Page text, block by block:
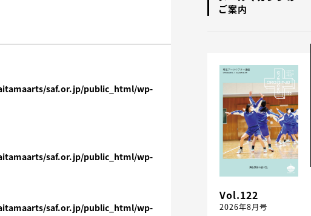
saf.or.jp/public_html/wp-
saf.or.jp/public_html/wp-
saf.or.jp/public_html/wp-
ご案内
Vol.122
2026年8月号